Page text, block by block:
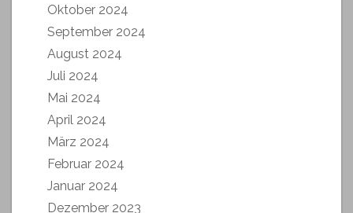
Oktober 2024
September 2024
August 2024
Juli 2024
Mai 2024
April 2024
März 2024
Februar 2024
Januar 2024
Dezember 2023